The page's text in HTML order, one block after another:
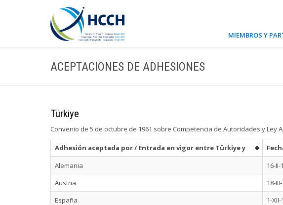
MIEMBROS Y
ACEPTACIONES DE ADHESIONES
Türkiye
Convenio de 5 de octubre de 1961 sobre Competencia de Autoridades y Ley
Adhesión aceptada por / Entrada en vigor entre Türkiye y
Alemania
16-II-
Austria
18-
España
1-